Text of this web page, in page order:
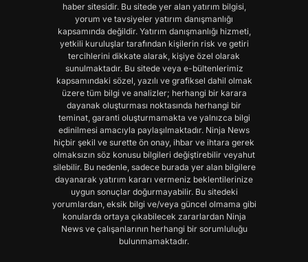
haber sitesidir. Bu sitede yer alan yatırım bilgisi,
yorum ve tavsiyeler yatırım danışmanlığı
kapsamında değildir. Yatırım danışmanlığı hizmeti,
yetkili kuruluşlar tarafından kişilerin risk ve getiri
tercihlerini dikkate alarak, kişiye özel olarak
sunulmaktadır. Bu sitede veya e-bültenlerimiz
kapsamındaki sözel, yazılı ve grafiksel dahil olmak
üzere tüm bilgi ve analizler; herhangi bir karara
dayanak oluşturması noktasında herhangi bir
teminat, garanti oluşturmamakta ve yalnızca bilgi
edinilmesi amacıyla paylaşılmaktadır. Ninja News
hiçbir şekil ve surette ön onay, ihbar ve ihtara gerek
olmaksızın söz konusu bilgileri değiştirebilir veyahut
silebilir. Bu nedenle, sadece burada yer alan bilgilere
dayanarak yatırım kararı vermeniz beklentilerinize
uygun sonuçlar doğurmayabilir. Bu sitedeki
yorumlardan, eksik bilgi ve/veya güncel olmama gibi
konularda ortaya çıkabilecek zararlardan Ninja
News ve çalışanlarının herhangi bir sorumluluğu
bulunmamaktadır.